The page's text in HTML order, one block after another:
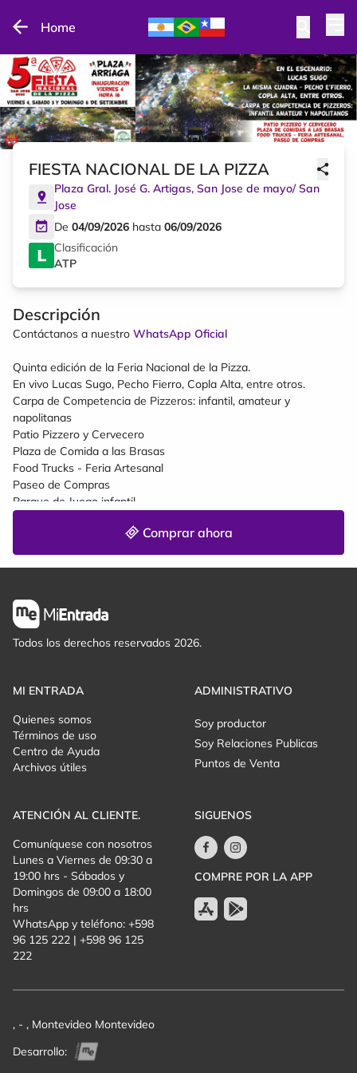
Home
FIESTA NACIONAL DE LA PIZZA
Plaza Gral. José G. Artigas, San Jose de mayo/San
Jose
De 04/09/2026 hasta 06/09/2026
Clasificación
ATP
Descripción
Contáctanos a nuestro WhatsApp Oficial
Quinta edición de la Feria Nacional de la Pizza.
En vivo Lucas Sugo, Pecho Fierro, Copla Alta, entre otros.
Carpa de Competencia de Pizzeros: infantil, amateur y
napolitanas
Patio Pizzero y Cervecero
Plaza de Comida a las Brasas
Food Trucks - Feria Artesanal
Paseo de Compras
Parque de Juego infantil.
Comprar ahora
Todos los derechos reservados 2026.
MI ENTRADA
Quienes somos
Términos de uso
Centro de Ayuda
Archivos útiles
ADMINISTRATIVO
Soy productor
Soy Relaciones Publicas
Puntos de Venta
ATENCIÓN AL CLIENTE.
Comuníquese con nosotros
Lunes a Viernes de 09:30 a
19:00 hrs - Sábados y
Domingos de 09:00 a 18:00
hrs
WhatsApp y teléfono: +598
96 125 222 | +598 96 125
222
SIGUENOS
COMPRE POR LA APP
Desarrollo:
, - , Montevideo Montevideo